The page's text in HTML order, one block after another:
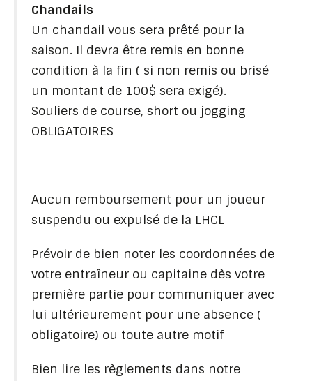
Chandails
Un chandail vous sera prêté pour la
saison. Il devra être remis en bonne
condition à la fin ( si non remis ou brisé
un montant de 100$ sera exigé).
Souliers de course, short ou jogging
OBLIGATOIRES
Aucun remboursement pour un joueur
suspendu ou expulsé de la LHCL
Prévoir de bien noter les coordonnées de
votre entraîneur ou capitaine dès votre
première partie pour communiquer avec
lui ultérieurement pour une absence (
obligatoire) ou toute autre motif
Bien lire les règlements dans notre